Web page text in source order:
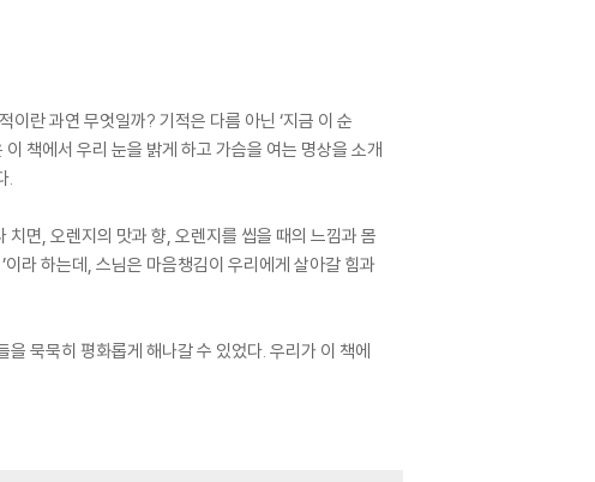
란 과연 무엇일까? 기적은 다름 아닌 ‘지금 이 순
책에서 우리 눈을 밝게 하고 가슴을 여는 명상을 소개
.
면, 오렌지의 맛과 향, 오렌지를 씹을 때의 느낌과 몸
라 하는데, 스님은 마음챙김이 우리에게 살아갈 힘과
묵묵히 평화롭게 해나갈 수 있었다. 우리가 이 책에